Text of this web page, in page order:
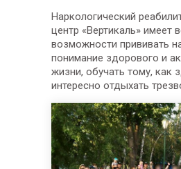
Наркологический
центр «Вертикаль» имеет
возможности прививать
понимание здорового и
жизни, обучать тому, как
интересно отдыхать